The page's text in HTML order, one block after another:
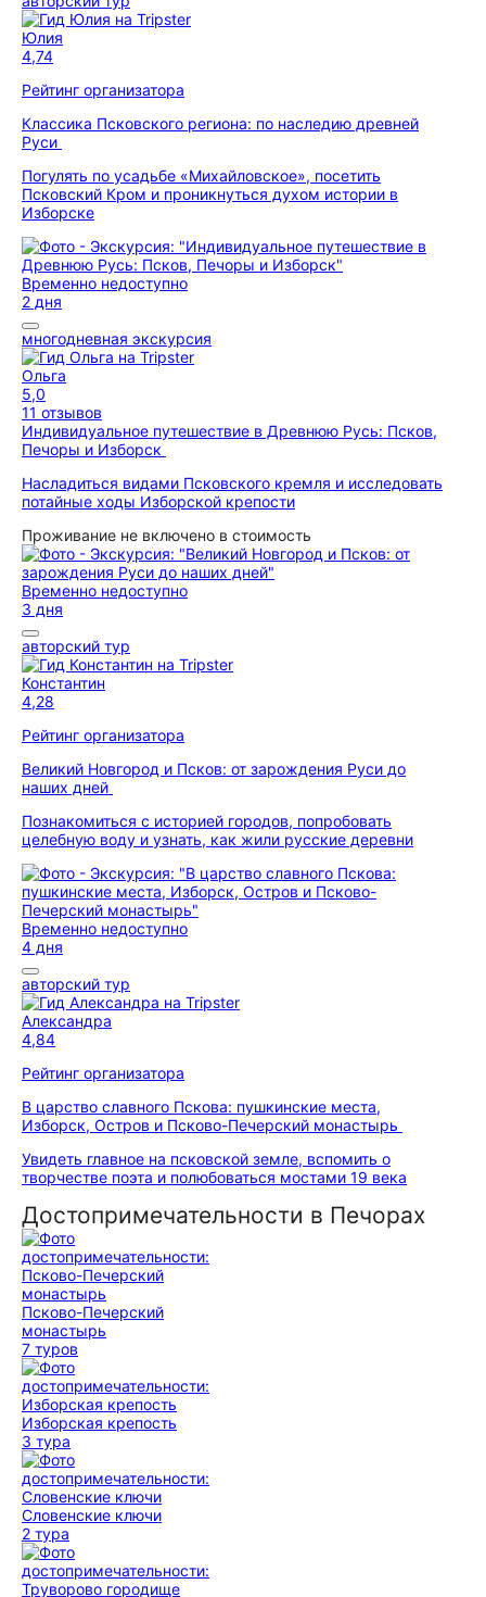
Юлия
4,74
Рейтинг организатора
Классика Псковского региона: по наследию древней
Руси
Погулять по усадьбе «Михайловское», посетить
Псковский Кром и проникнуться духом истории в
Изборске
Временно недоступно
2 дня
многодневная экскурсия
Ольга
5,0
11 отзывов
Индивидуальное путешествие в Древнюю Русь: Псков,
Печоры и Изборск
Насладиться видами Псковского кремля и исследовать
потайные ходы Изборской крепости
Проживание не включено в стоимость
Временно недоступно
3 дня
авторский тур
Константин
4,28
Рейтинг организатора
Великий Новгород и Псков: от зарождения Руси до
наших дней
Познакомиться с историей городов, попробовать
целебную воду и узнать, как жили русские деревни
Временно недоступно
4 дня
авторский тур
Александра
4,84
Рейтинг организатора
В царство славного Пскова: пушкинские места,
Изборск, Остров и Псково-Печерский монастырь
Увидеть главное на псковской земле, вспомить о
творчестве поэта и полюбоваться мостами 19 века
Достопримечательности в Печорах
Псково-Печерский
монастырь
7 туров
Изборская крепость
3 тура
Словенские ключи
2 тура